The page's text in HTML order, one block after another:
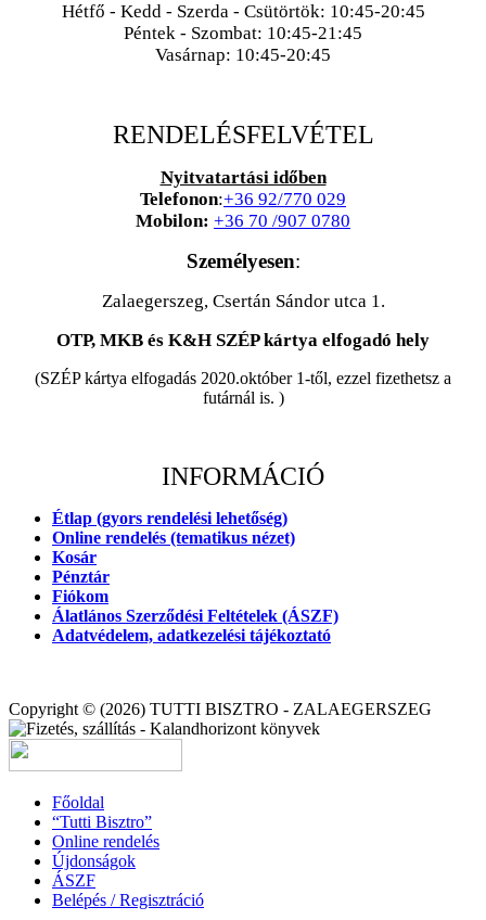
Hétfő - Kedd - Szerda - Csütörtök: 10:45-20:45
Péntek - Szombat: 10:45-21:45
Vasárnap: 10:45-20:45
RENDELÉSFELVÉTEL
Nyitvatartási időben
Telefonon:+36 92/770 029
Mobilon: +36 70 /907 0780
Személyesen:
Zalaegerszeg, Csertán Sándor utca 1.
OTP, MKB és K&H SZÉP kártya elfogadó hely
(SZÉP kártya elfogadás 2020.október 1-től, ezzel fizethetsz a
futárnál is. )
INFORMÁCIÓ
Étlap (gyors rendelési lehetőség)
Online rendelés (tematikus nézet)
Kosár
Pénztár
Fiókom
Álatlános Szerződési Feltételek (ÁSZF)
Adatvédelem, adatkezelési tájékoztató
Copyright © (2026) TUTTI BISZTRO - ZALAEGERSZEG
Főoldal
“Tutti Bisztro”
Online rendelés
Újdonságok
ÁSZF
Belépés / Regisztráció